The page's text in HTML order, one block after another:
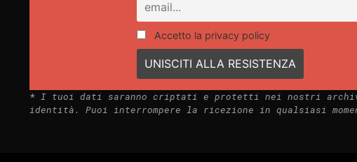
Accetto la privacy policy
*I tuoi dati saranno criptati e protetti nei nostri
identità. Puoi interrompere la ricezione in qualsiasi